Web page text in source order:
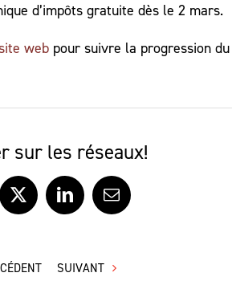
d’impôts gratuite dès le 2 mars.
web pour suivre la progression
sur les réseaux!
X LinkedInCourriel
SUIVANT